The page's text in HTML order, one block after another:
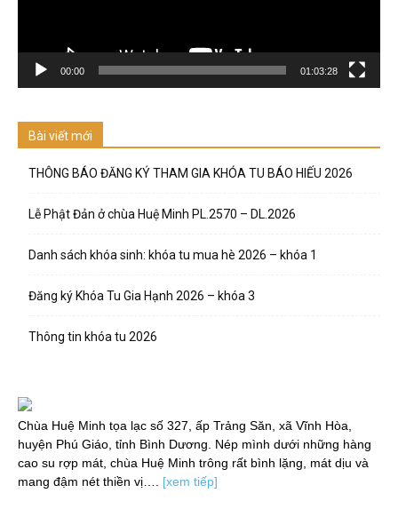
00:00 01:03:28
Bài viết mới
THÔNG BÁO ĐĂNG KÝ THAM GIA KHÓA TU BÁO HIẾU 2026
Lễ Phật Đản ở chùa Huệ Minh PL.2570 – DL.2026
Danh sách khóa sinh: khóa tu mua hè 2026 – khóa 1
Đăng ký Khóa Tu Gia Hạnh 2026 – khóa 3
Thông tin khóa tu 2026
Chùa Huệ Minh tọa lạc số 327, ấp Trảng Săn, xã Vĩnh Hòa,
huyện Phú Giáo, tỉnh Bình Dương. Nép mình dưới những hàng
cao su rợp mát, chùa Huệ Minh trông rất bình lặng, mát dịu và
mang đậm nét thiền vị…. [xem tiếp]